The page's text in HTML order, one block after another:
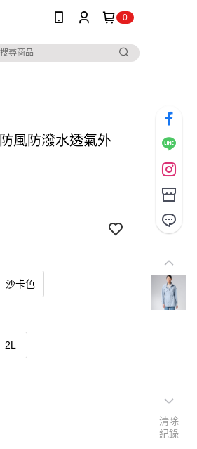
0
風防潑水透氣外
沙卡色
2L
清除
紀錄